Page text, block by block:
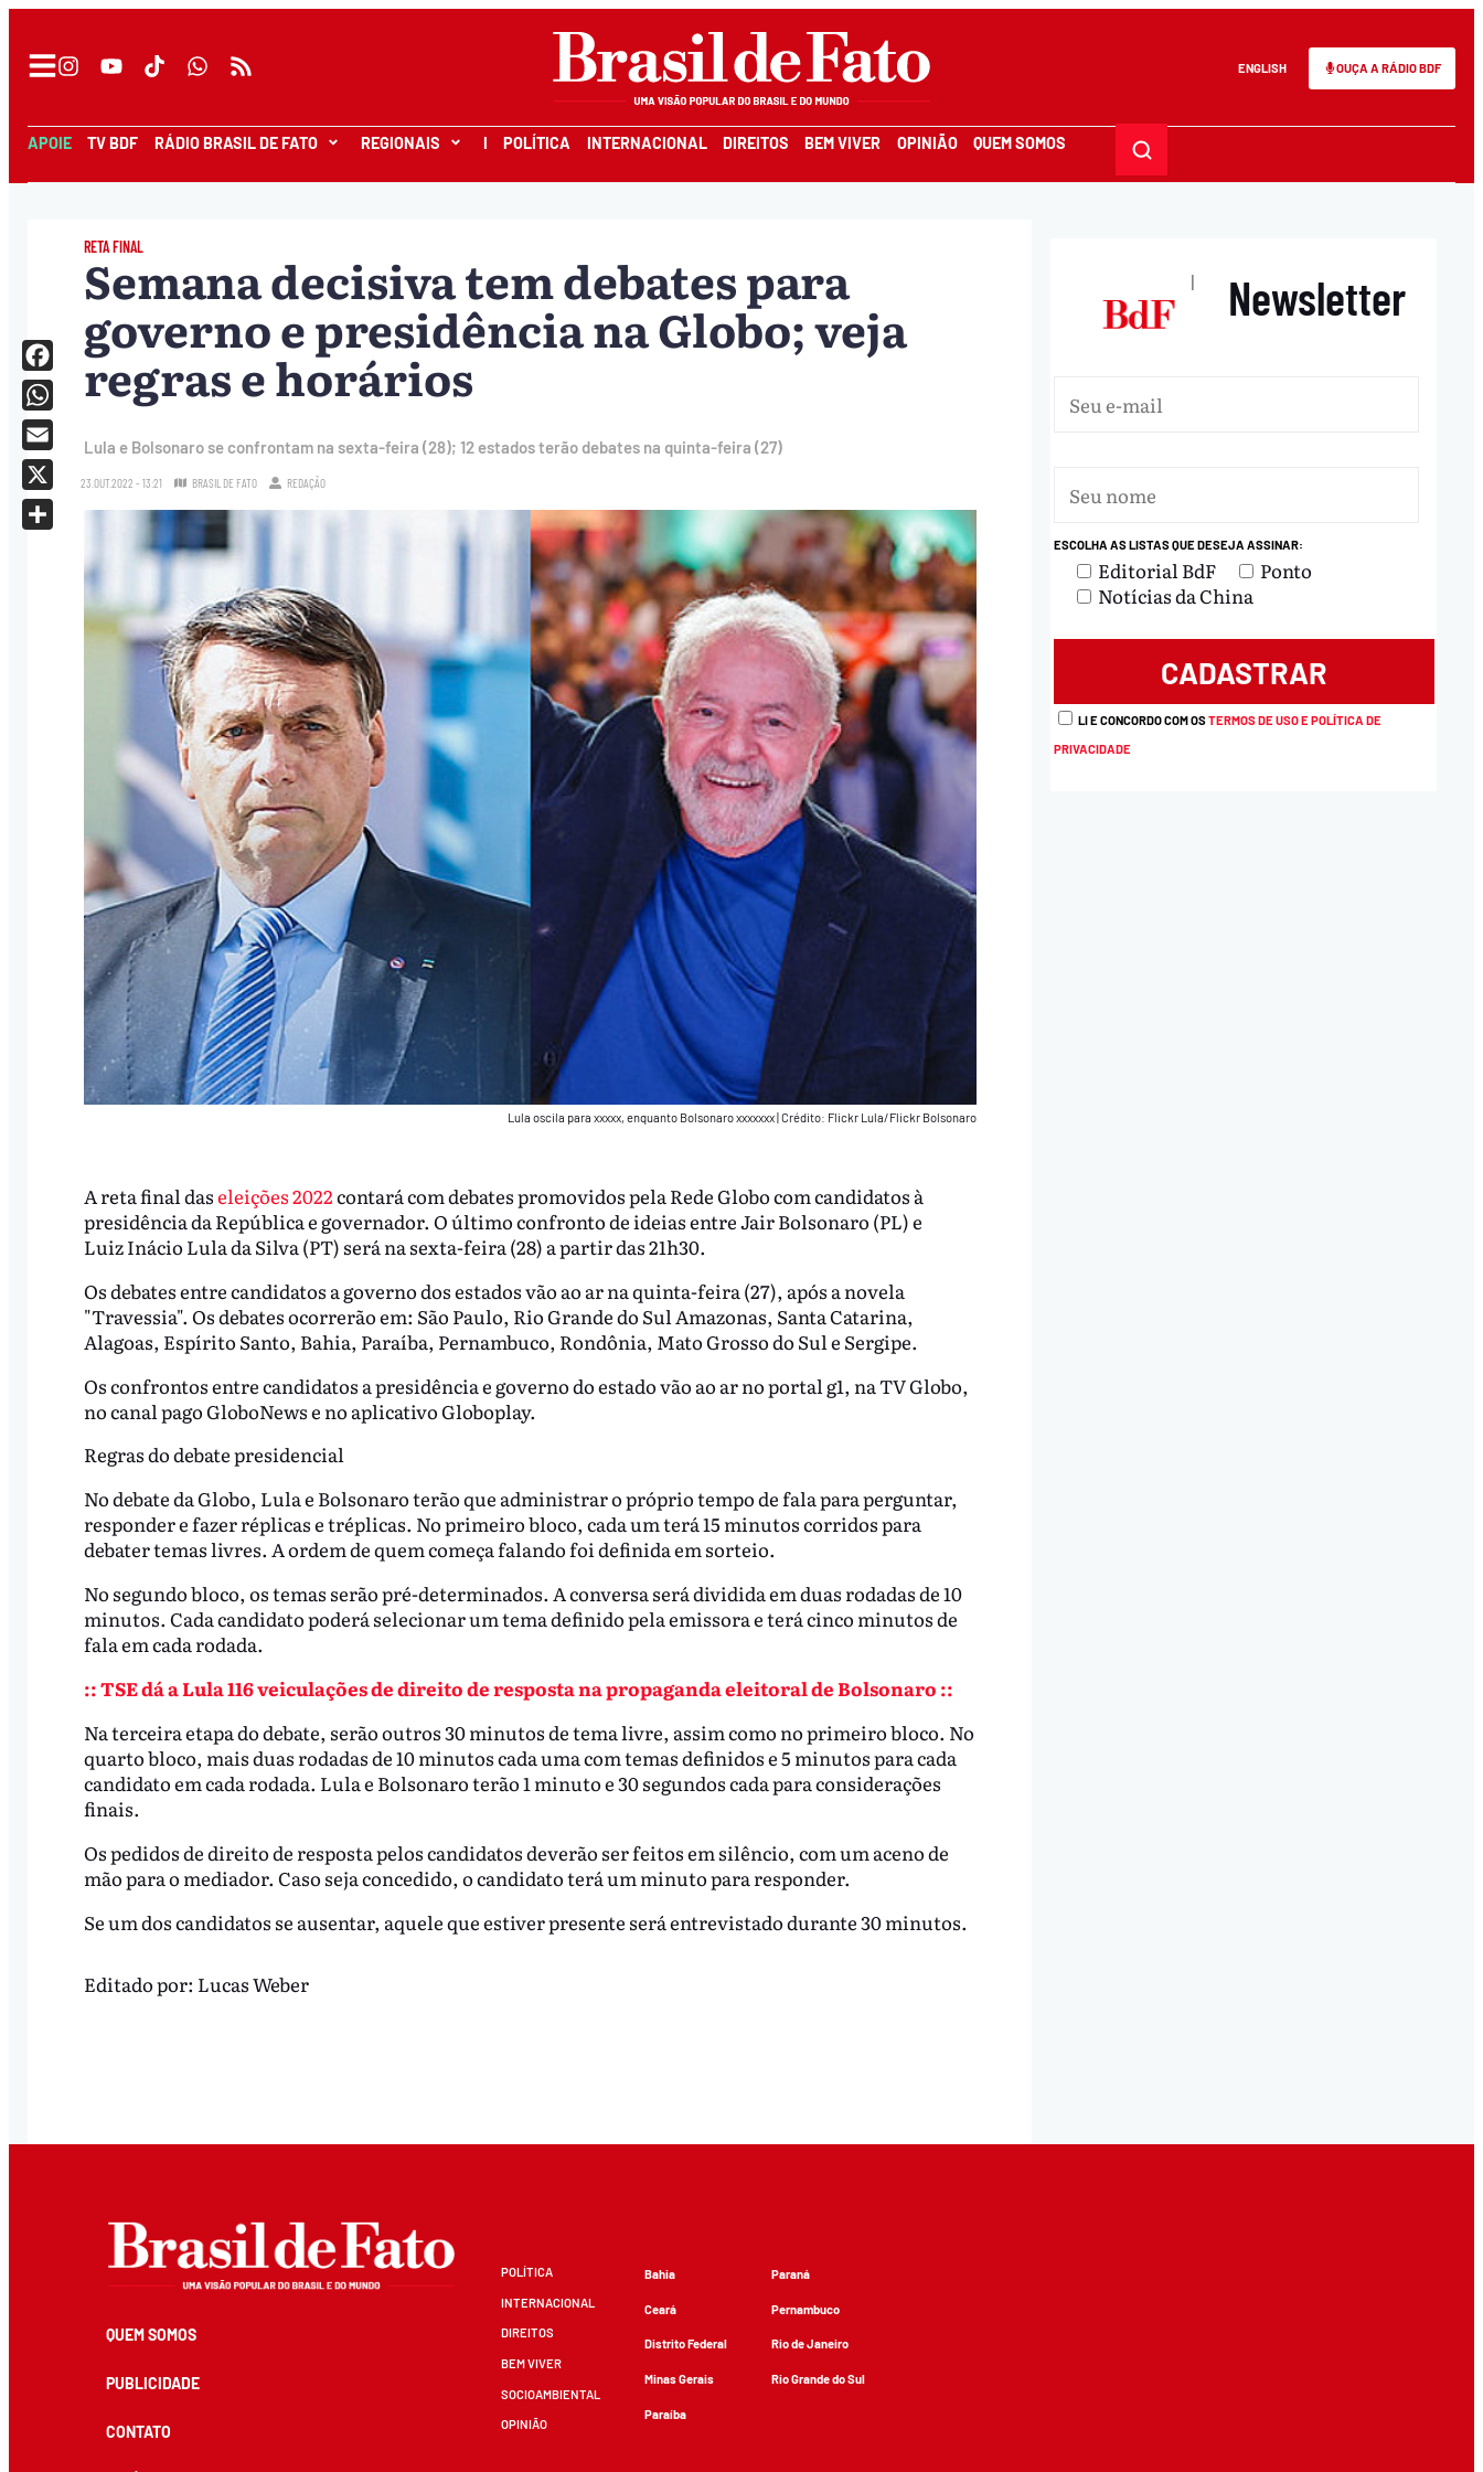
ENGLISH OUÇA A RÁDIO BDF
APOIE TV BDF RÁDIO BRASIL DE FATO REGIONAIS I POLÍTICA INTERNACIONAL DIREITOS BEM VIVER OPINIÃO QUEM SOMOS
RETA FINAL
Semana decisiva tem debates para
governo e presidência na Globo; veja
regras e horários
Lula e Bolsonaro se confrontam na sexta-feira (28); 12 estados terão debates na quinta-feira (27)
23.OUT.2022 - 13:21 BRASIL DE FATO REDAÇÃO
Lula oscila para xxxxx, enquanto Bolsonaro xxxxxxx Crédito: Flickr Lula/Flickr Bolsonaro
A reta final daseleições 2022contará com debates promovidos pela Rede Globo com candidatos à
presidência da República e governador. O último confronto de ideias entre Jair Bolsonaro (PL) e
Luiz Inácio Lula da Silva (PT) será na sexta-feira (28) a partir das 21h30.
Os debates entre candidatos a governo dos estados vão ao ar na quinta-feira (27), após a novela
"Travessia". Os debates ocorrerão em: São Paulo, Rio Grande do Sul Amazonas, Santa Catarina,
Alagoas, Espírito Santo, Bahia, Paraíba, Pernambuco, Rondônia, Mato Grosso do Sul e Sergipe.
Os confrontos entre candidatos a presidência e governo do estado vão ao ar no portal g1, na TV Globo,
no canal pago GloboNews e no aplicativo Globoplay.
Regras do debate presidencial
No debate da Globo, Lula e Bolsonaro terão que administrar o próprio tempo de fala para perguntar,
responder e fazer réplicas e tréplicas. No primeiro bloco, cada um terá 15 minutos corridos para
debater temas livres. A ordem de quem começa falando foi definida em sorteio.
No segundo bloco, os temas serão pré-determinados. A conversa será dividida em duas rodadas de 10
minutos. Cada candidato poderá selecionar um tema definido pela emissora e terá cinco minutos de
fala em cada rodada.
:: TSE dá a Lula 116 veiculações de direito de resposta na propaganda eleitoral de Bolsonaro ::
Na terceira etapa do debate, serão outros 30 minutos de tema livre, assim como no primeiro bloco. No
quarto bloco, mais duas rodadas de 10 minutos cada uma com temas definidos e 5 minutos para cada
candidato em cada rodada. Lula e Bolsonaro terão 1 minuto e 30 segundos cada para considerações
finais.
Os pedidos de direito de resposta pelos candidatos deverão ser feitos em silêncio, com um aceno de
mão para o mediador. Caso seja concedido, o candidato terá um minuto para responder.
Se um dos candidatos se ausentar, aquele que estiver presente será entrevistado durante 30 minutos.
Facebook
WhatsApp
Email
X
Editado por: Lucas Weber
| Newsletter
ESCOLHA AS LISTAS QUE DESEJA ASSINAR:
Editorial BdF
Ponto
Notícias da China
LI E CONCORDO COM OSTERMOS DE USO E POLÍTICA DE
PRIVACIDADE
QUEM SOMOS
PUBLICIDADE
CONTATO
POLÍTICA
INTERNACIONAL
DIREITOS
BEM VIVER
SOCIOAMBIENTAL
OPINIÃO
Bahia
Ceará
Distrito Federal
Minas Gerais
Paraíba
Paraná
Pernambuco
Rio de Janeiro
Rio Grande do Sul